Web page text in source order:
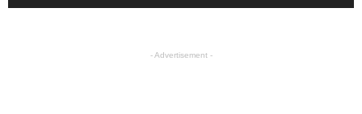
- Advertisement -